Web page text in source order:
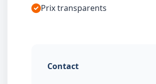
Prix transparents
Contact